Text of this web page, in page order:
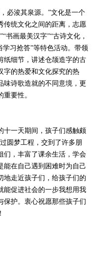
必浚其泉源。”文化是一个
传统文化之间的距离，志愿
画最美汉字”“古诗文化，
习抢答”等特色活动。带领
纸细节，讲述仓颉造字的古
字的热爱和文化探究的热
味诗歌造就的不同意境，更
要性。
十一天期间，孩子们感触颇
圆梦工程，交到了许多朋
们，丰富了课余生活，学会
能在自己遇到困难时为自己
地走近孩子们，给孩子们的
能促进社会的一步我想用我
保护。衷心祝愿那些孩子们
、更远！